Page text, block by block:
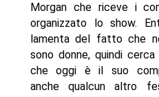
Morgan che riceve i
organizzato lo show.
lamenta del fatto che
sono donne, quindi
che oggi è il suo
anche qualcun altro